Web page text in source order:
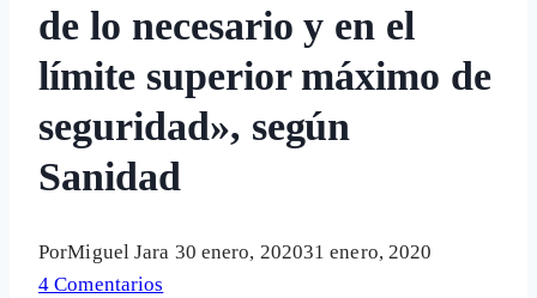
de lo necesario y en el
límite superior máximo de
seguridad», según
Sanidad
PorMiguel Jara 30 enero, 202031 enero, 2020
4 Comentarios